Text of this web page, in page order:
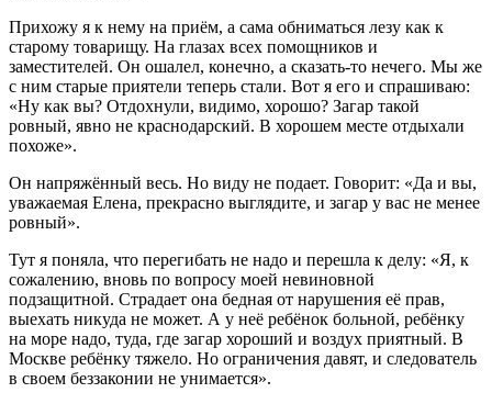
Прихожу я к нему на приём, а сама обниматься лезу как к
старому товарищу. На глазах всех помощников и
заместителей. Он ошалел, конечно, а сказать-то нечего. Мы же
с ним старые приятели теперь стали. Вот я его и спрашиваю:
«Ну как вы? Отдохнули, видимо, хорошо? Загар такой
ровный, явно не краснодарский. В хорошем месте отдыхали
похоже».
Он напряжённый весь. Но виду не подает. Говорит: «Да и вы,
уважаемая Елена, прекрасно выглядите, и загар у вас не менее
ровный».
Тут я поняла, что перегибать не надо и перешла к делу: «Я, к
сожалению, вновь по вопросу моей невиновной
подзащитной. Страдает она бедная от нарушения её прав,
выехать никуда не может. А у неё ребёнок больной, ребёнку
на море надо, туда, где загар хороший и воздух приятный. В
Москве ребёнку тяжело. Но ограничения давят, и следователь
в своем беззаконии не унимается».